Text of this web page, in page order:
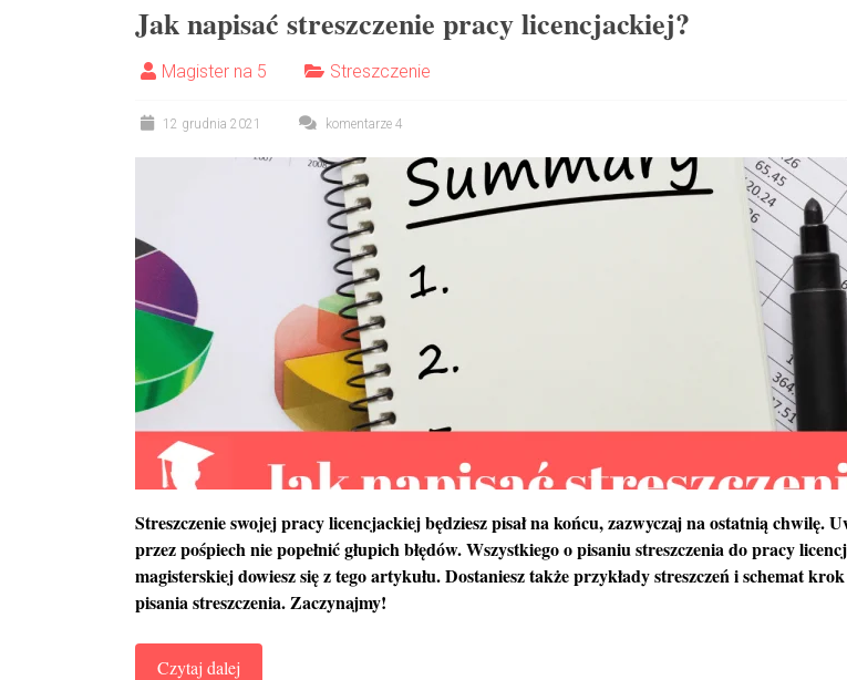
Jak napisać streszczenie pracy licencjackiej?
Magister na 5 Streszczenie
12 grudnia 2021 komentarze 4
Streszczenie swojej pracy licencjackiej będziesz pisał na końcu, zazwyczaj na ostatnią chwilę.
przez pośpiech nie popełnić głupich błędów. Wszystkiego o pisaniu streszczenia do pracy
magisterskiej dowiesz się z tego artykułu. Dostaniesz także przykłady streszczeń i schemat
pisania streszczenia. Zaczynajmy!
Czytaj dalej